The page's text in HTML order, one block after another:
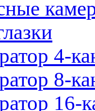
4-
8-
16-